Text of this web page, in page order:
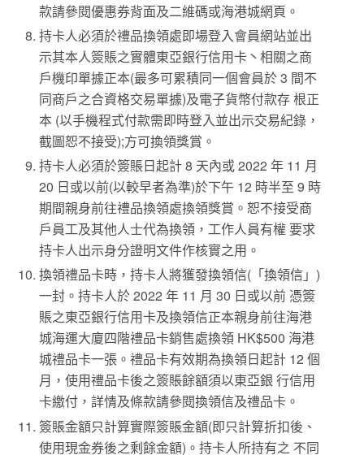
款請參閱優惠券背面及二維碼或海港城網頁。
持卡人必須於禮品換領處即場登入會員網站並出
示其本人簽賬之實體東亞銀行信用卡丶相關之商
戶機印單據正本(最多可累積同一個會員於 3 間不
同商戶之合資格交易單據)及電子貨幣付款存 根正
本 (以手機程式付款需即時登入並出示交易紀錄，
截圖恕不接受);方可換領獎賞。
持卡人必須於簽賬日起計 8 天內或 2022 年 11 月
20 日或以前(以較早者為準)於下午 12 時半至 9 時
期間親身前往禮品換領處換領獎賞。恕不接受商
戶員工及其他人士代為換領，工作人員有權 要求
持卡人出示身分證明文件作核實之用。
換領禮品卡時，持卡人將獲發換領信(「換領信」)
一封。持卡人於 2022 年 11 月 30 日或以前 憑簽
賬之東亞銀行信用卡及換領信正本親身前往海港
城海運大廈四階禮品卡銷售處換領 HK$500 海港
城禮品卡一張。禮品卡有效期為換領日起計 12 個
月，使用禮品卡後之簽賬餘額須以東亞銀 行信用
卡繳付，詳情及條款請參閱換領信及禮品卡。
簽賬金額只計算實際簽賬金額(即只計算折扣後、
使用現金券後之剩餘金額)。持卡人所持有之 不同